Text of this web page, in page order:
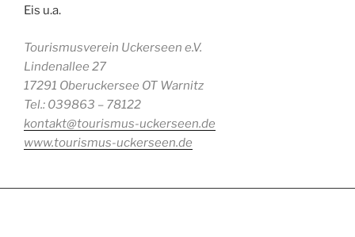
Eis u.a.
Tourismusverein Uckerseen e.V.
Lindenallee 27
17291 Oberuckersee OT Warnitz
Tel.: 039863 – 78122
kontakt@tourismus-uckerseen.de
www.tourismus-uckerseen.de